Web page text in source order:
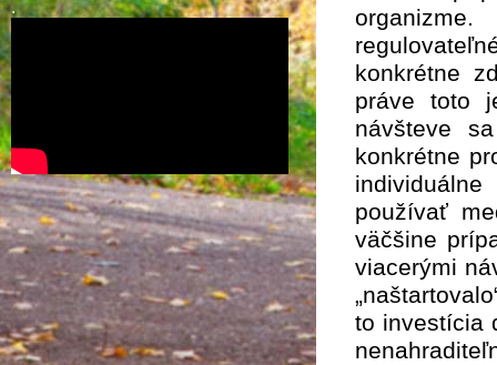
.
konkrétne
práve toto
návšteve
konkrétne
používať
väčšine
viacerými
to investícia